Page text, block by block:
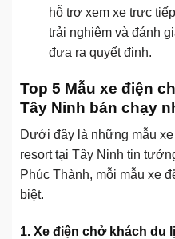
hỗ trợ xem xe trực
trải nghiệm và đánh
đưa ra quyết định.
Top 5 Mẫu xe điện
Tây Ninh bán chạy
Dưới đây là những mẫu
resort tại Tây Ninh tin
Phúc Thành, mỗi mẫu xe
biệt.
1. Xe điện chở khách du